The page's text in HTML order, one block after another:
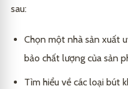
sau:
Chọn một nhà sản xuất
bảo chất lượng của sản
Tìm hiểu về các loại bút